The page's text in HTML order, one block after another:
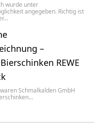
wurde unter
angegeben. Richtig ist
–
REWE
Schmalkalden GmbH